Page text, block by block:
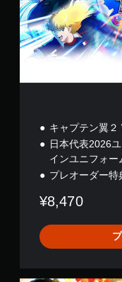
キャプテン翼
日本代表2026
インユニフォー
プレオーダー
¥8,470